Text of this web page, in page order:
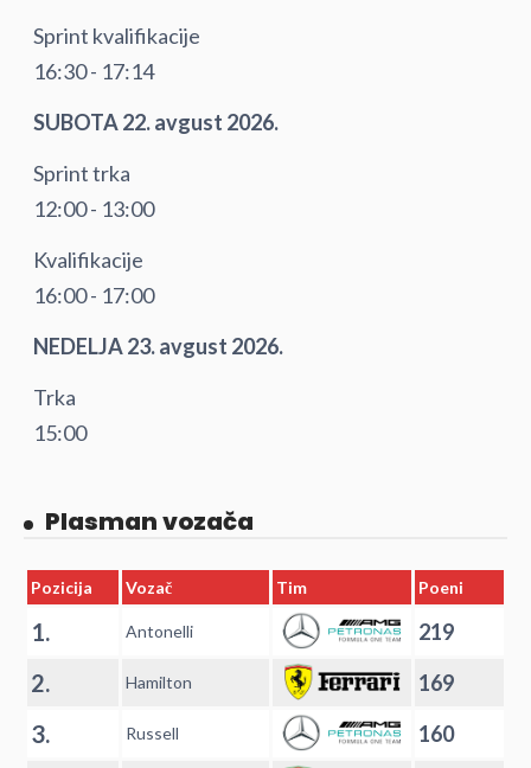
Sprint kvalifikacije
16:30 - 17:14
SUBOTA 22. avgust 2026.
Sprint trka
12:00 - 13:00
Kvalifikacije
16:00 - 17:00
NEDELJA 23. avgust 2026.
Trka
15:00
Plasman vozača
Pozicija Vozač Tim Poeni
1. Antonelli 219
2. Hamilton 169
3. Russell 160